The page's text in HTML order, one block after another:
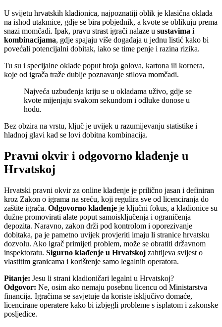
U svijetu hrvatskih kladionica, najpoznatiji oblik je klasična oklada
na ishod utakmice, gdje se bira pobjednik, a kvote se oblikuju prema
snazi momčadi. Ipak, pravu strast igrači nalaze u sustavima i
kombinacijama, gdje spajaju više događaja u jednu listić kako bi
povećali potencijalni dobitak, iako se time penje i razina rizika.
Tu su i specijalne oklade poput broja golova, kartona ili kornera,
koje od igrača traže dublje poznavanje stilova momčadi.
Najveća uzbuđenja kriju se u okladama uživo, gdje se
kvote mijenjaju svakom sekundom i odluke donose u
hodu.
Bez obzira na vrstu, ključ je uvijek u razumijevanju statistike i
hladnoj glavi kad se lovi dobitna kombinacija.
Pravni okvir i odgovorno klađenje u
Hrvatskoj
Hrvatski pravni okvir za online klađenje je prilično jasan i definiran
kroz Zakon o igrama na sreću, koji regulira sve od licenciranja do
zaštite igrača. Odgovorno klađenje je ključni fokus, a kladionice su
dužne promovirati alate poput samoisključenja i ograničenja
depozita. Naravno, zakon drži pod kontrolom i oporezivanje
dobitaka, pa je pametno uvijek provjeriti imaju li stranice hrvatsku
dozvolu. Ako igrač primijeti problem, može se obratiti državnom
inspektoratu. Sigurno klađenje u Hrvatskoj zahtijeva svijest o
vlastitim granicama i korištenje samo legalnih operatora.
Pitanje: Jesu li strani kladioničari legalni u Hrvatskoj?
Odgovor: Ne, osim ako nemaju posebnu licencu od Ministarstva
financija. Igračima se savjetuje da koriste isključivo domaće,
licencirane operatere kako bi izbjegli probleme s isplatom i zakonske
posljedice.